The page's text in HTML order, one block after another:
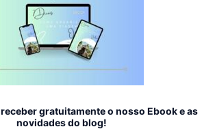
gratuitamente o nosso Ebook e as
novidades do blog!